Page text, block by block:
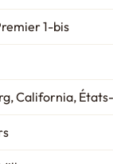
1-bis
California,